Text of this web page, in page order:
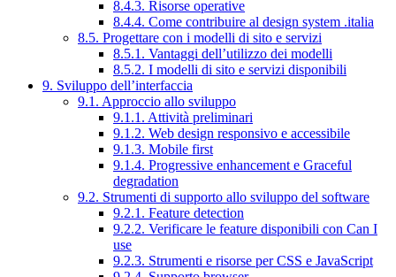
8.4.3. Risorse operative
8.4.4. Come contribuire al design system .italia
8.5. Progettare con i modelli di sito e servizi
8.5.1. Vantaggi dell’utilizzo dei modelli
8.5.2. I modelli di sito e servizi disponibili
9. Sviluppo dell’interfaccia
9.1. Approccio allo sviluppo
9.1.1. Attività preliminari
9.1.2. Web design responsivo e accessibile
9.1.3. Mobile first
9.1.4. Progressive enhancement e Graceful
degradation
9.2. Strumenti di supporto allo sviluppo del software
9.2.1. Feature detection
9.2.2. Verificare le feature disponibili con Can I
use
9.2.3. Strumenti e risorse per CSS e JavaScript